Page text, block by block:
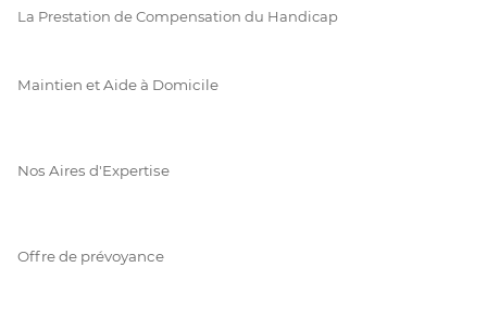
La Prestation de Compensation du Handicap
Maintien et Aide à Domicile
Nos Aires d'Expertise
Offre de prévoyance